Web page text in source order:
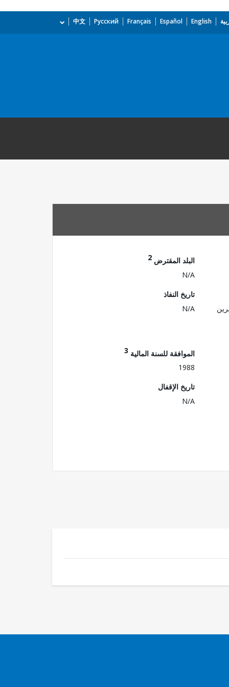
English
Español
Français
Русский
中文
البلد المقترض 2
N/A
تاريخ النفاذ
N/A
الموافقة للسنة المالية 3
1988
تاريخ الإقفال
N/A